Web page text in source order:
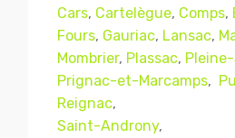
Cars, Cartelègue, Comps,
Fours, Gauriac, Lansac,
Mombrier, Plassac,
Prignac-et-Marcamps,
Reignac,
Saint-Androny,